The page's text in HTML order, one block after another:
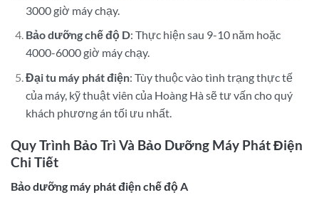
3000 giờ máy chạy.
Bảo dưỡng chế độ D: Thực hiện sau 9-10 năm hoặc
4000-6000 giờ máy chạy.
Đại tu máy phát điện: Tùy thuộc vào tình trạng thực tế
của máy, kỹ thuật viên của Hoàng Hà sẽ tư vấn cho quý
khách phương án tối ưu nhất.
Quy Trình Bảo Trì Và Bảo Dưỡng Máy Phát Điện
Chi Tiết
Bảo dưỡng máy phát điện chế độ A